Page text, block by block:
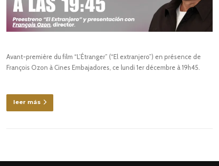
Avant-première du film “L’Étranger” (“El extranjero”) en présence de
François Ozon à Cines Embajadores, ce lundi 1er décembre à 19h45.
leer más